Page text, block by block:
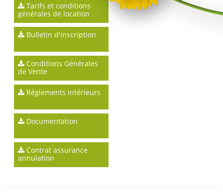
Tarifs et conditions
générales de location
Bulletin d'inscription
Conditions Générales
de Vente
Réglements intérieurs
Documentation
Contrat assurance
annulation